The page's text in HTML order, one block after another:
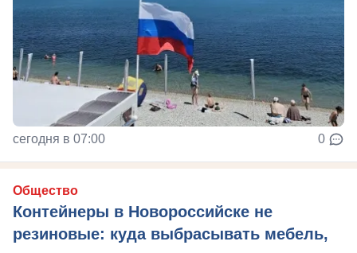
сегодня в 07:00 0
Общество
Контейнеры в Новороссийске не
резиновые: куда выбрасывать мебель,